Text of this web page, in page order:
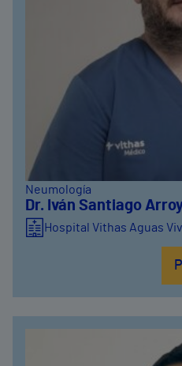
Neumología
Dr. Iván Santiago
Hospital Vithas Aguas